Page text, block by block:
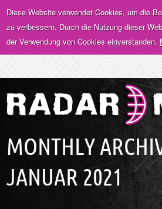
Diese Website verwendet Cookies, um die
zu verbessern. Durch die Nutzung dieser
der Verwendung von Cookies einverstanden.
MONTHLY
JANUAR 2021